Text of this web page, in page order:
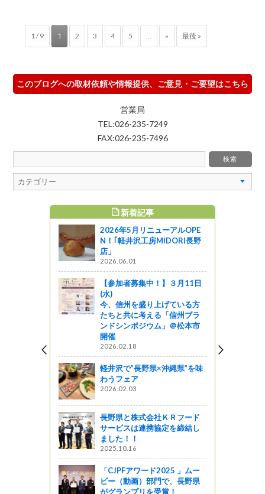
1 / 9 1 2 3 4 5 » 最後 »
このブログへの取材依頼や情報提供、ご意見・ご要望はこちら
営業局
TEL:026-235-7249
FAX:026-235-7496
新着記事
2026年5月リニューアルOPE
N！｢軽井沢工房MIDORI長野
店」
2026.06.01
【参加者募集中！】３月11日
(水)
今、信州を盛り上げている方
たちと共に考える「信州ブラ
ンドシンポジウム」＠松本市
開催
2026.02.18
軽井沢で”長野県×沖縄県”を味
わうフェア
2026.02.03
長野県と株式会社ＫＲフード
サービスは連携協定を締結し
ました！！
2025.10.16
「CJPFアワード2025 」ムー
ビー（動画）部門で、長野県
がグランプリを受賞！